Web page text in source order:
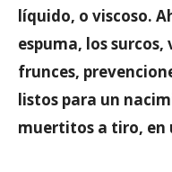
líquido, o viscoso.
espuma, los
frunces,
listos para un
muertitos a tiro, en